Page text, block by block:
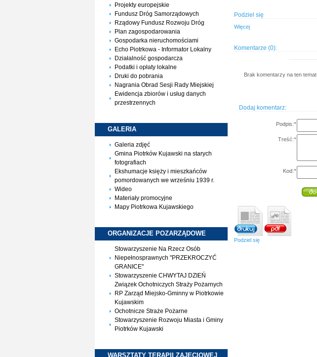
Projekty europejskie
Fundusz Dróg Samorządowych
Rządowy Fundusz Rozwoju Dróg
Plan zagospodarowania
Gospodarka nieruchomościami
Echo Piotrkowa - Informator Lokalny
Działalność gospodarcza
Podatki i opłaty lokalne
Druki do pobrania
Nagrania Obrad Sesji Rady Miejskiej
Ewidencja zbiorów i usług danych
przestrzennych
GALERIA
Galeria zdjęć
Gmina Piotrków Kujawski na starych
fotografiach
Ekshumacje księży i mieszkańców
pomordowanych we wrześniu 1939 r.
Wideo
Materiały promocyjne
Mapy Piotrkowa Kujawskiego
ORGANIZACJE POZARZĄDOWE
Stowarzyszenie Na Rzecz Osób
Niepełnosprawnych "PRZEKROCZYĆ
GRANICE"
Stowarzyszenie CHWYTAJ DZIEŃ
Związek Ochotniczych Straży Pożarnych
RP Zarząd Miejsko-Gminny w Piotrkowie
Kujawskim
Ochotnicze Straże Pożarne
Stowarzyszenie Rozwoju Miasta i Gminy
Piotrków Kujawski
WARSZTATY TERAPII ZAJĘCIOWEJ
Podziel się
Więcej
Komentarze (0):
Brak komentarzy na ten temat.
Dodaj komentarz:
Podpis:*
Treść:*
Kod:*
Podziel się